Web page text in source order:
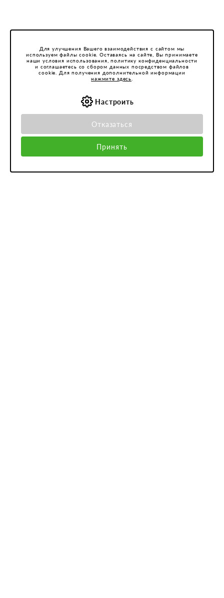
Для улучшения Вашего взаимодействия с сайтом мы
используем файлы cookie. Оставаясь на сайте, Вы принимаете
наши условия использования, политику конфиденциальности
и соглашаетесь со сбором данных посредством файлов
cookie. Для получения дополнительной информации
нажмите здесь
Настроить
Отказаться
Принять